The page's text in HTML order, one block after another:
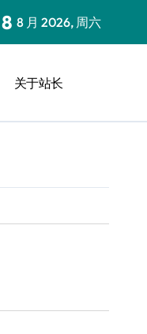
8 8 月 2026, 周六
关于站长